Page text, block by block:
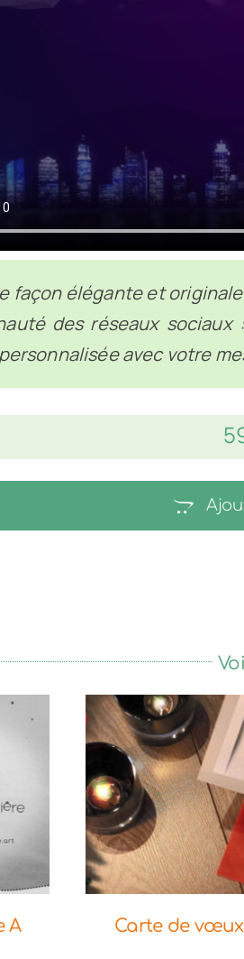
façon élégante et
des réseaux
avec votre
A
Commander
Carte de vœux